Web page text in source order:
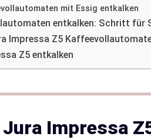
mit Essig entkalken
entkalken: Schritt für
Impressa Z5
Z5 entkalken
Impressa